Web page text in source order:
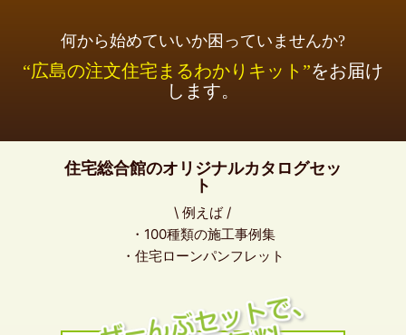
何から始めていいか困っていませんか?
“広島の注文住宅まるわかりキット”をお届け
します。
住宅総合館のオリジナルカタログセッ
ト
\ 例えば /
・100種類の施工事例集
・住宅ローンパンフレット